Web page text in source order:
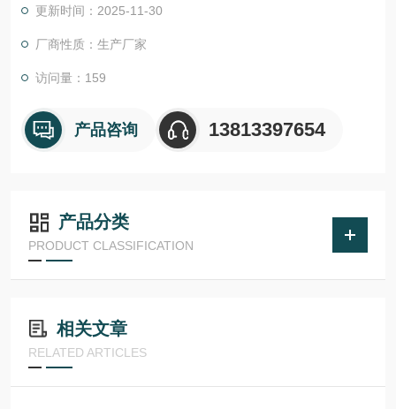
更新时间：2025-11-30
厂商性质：生产厂家
访问量：159
产品咨询 13813397654
产品分类
PRODUCT CLASSIFICATION
相关文章
RELATED ARTICLES